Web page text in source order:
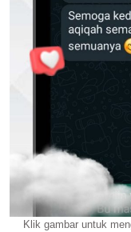
Klik gambar untuk